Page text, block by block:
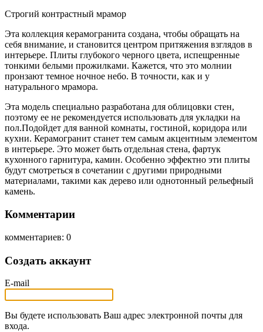
Строгий контрастный мрамор
Эта коллекция керамогранита создана, чтобы обращать на
себя внимание, и становится центром притяжения взглядов в
интерьере. Плиты глубокого черного цвета, испещренные
тонкими белыми прожилками. Кажется, что это молнии
пронзают темное ночное небо. В точности, как и у
натурального мрамора.
Эта модель специально разработана для облицовки стен,
поэтому ее не рекомендуется использовать для укладки на
пол.Подойдет для ванной комнаты, гостиной, коридора или
кухни. Керамогранит станет тем самым акцентным элементом
в интерьере. Это может быть отдельная стена, фартук
кухонного гарнитура, камин. Особенно эффектно эти плиты
будут смотреться в сочетании с другими природными
материалами, такими как дерево или однотонный рельефный
камень.
Комментарии
комментариев: 0
Создать аккаунт
E-mail
Вы будете использовать Ваш адрес электронной почты для
входа.